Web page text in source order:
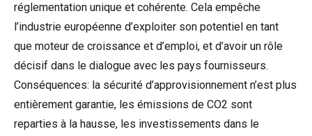
réglementation unique et cohérente. Cela empêche
l’industrie européenne d’exploiter son potentiel en tant
que moteur de croissance et d’emploi, et d’avoir un rôle
décisif dans le dialogue avec les pays fournisseurs.
Conséquences: la sécurité d’approvisionnement n’est plus
entièrement garantie, les émissions de CO2 sont
reparties à la hausse, les investissements dans le